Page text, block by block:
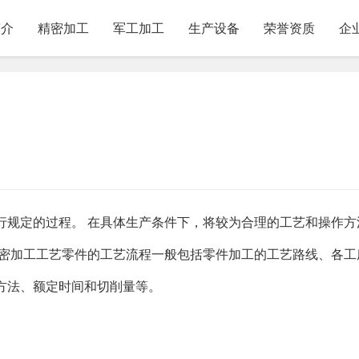
精密加工 军工加工 生产设备 荣誉资质 企
定的过程。 在具体生产条件下，将较为合理的工艺和操作
工工艺零件的工艺流程一般包括零件加工的工艺路线、各
、额定时间和切削量等。